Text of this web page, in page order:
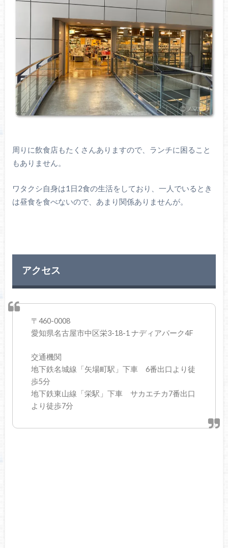
周りに飲食店もたくさんありますので、ランチに困ること
もありません。
ワタクシ自身は1日2食の生活をしており、一人でいるとき
は昼食を食べないので、あまり関係ありませんが。
アクセス
〒460-0008
愛知県名古屋市中区栄3-18-1 ナディアパーク4F
交通機関
地下鉄名城線「矢場町駅」下車 6番出口より徒
歩5分
地下鉄東山線「栄駅」下車 サカエチカ7番出口
より徒歩7分